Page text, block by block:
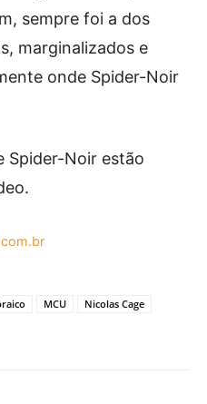
sempre foi a dos
marginalizados e
onde Spider-Noir
Spider-Noir estão
MCU
Nicolas Cage